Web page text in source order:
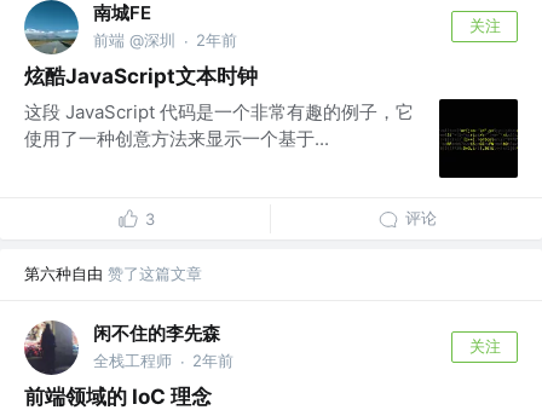
南城FE
前端 @深圳 · 2年前
关注
炫酷JavaScript文本时钟
这段 JavaScript 代码是一个非常有趣的例子，它
使用了一种创意方法来显示一个基于...
3 评论
第六种自由 赞了这篇文章
闲不住的李先森
全栈工程师 · 2年前
关注
前端领域的 IoC 理念